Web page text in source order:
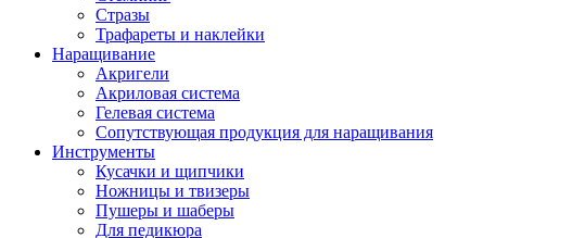
Стразы
Трафареты и наклейки
Наращивание
Акригели
Акриловая система
Гелевая система
Сопутствующая продукция для наращивания
Инструменты
Кусачки и щипчики
Ножницы и твизеры
Пушеры и шаберы
Для педикюра